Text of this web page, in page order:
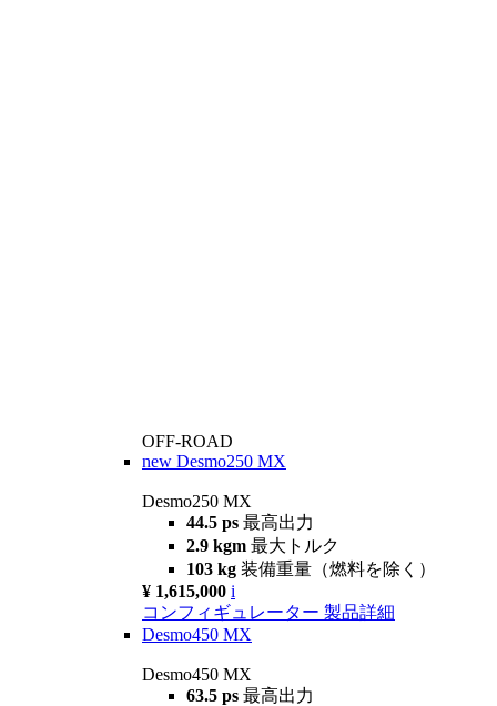
OFF-ROAD
new Desmo250 MX
Desmo250 MX
44.5 ps 最高出力
2.9 kgm 最大トルク
103 kg 装備重量（燃料を除く）
¥ 1,615,000 i
コンフィギュレーター 製品詳細
Desmo450 MX
Desmo450 MX
63.5 ps 最高出力